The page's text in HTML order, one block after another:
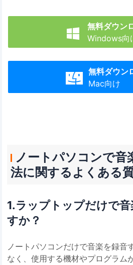

無料ダウン
Windows向

無料ダウン
Mac向け
ノートパソコンで音
法に関するよくある
1.ラップトップだけで音
すか？
ノートパソコンだけで音楽を録音
なく、使用する機材やプログラム